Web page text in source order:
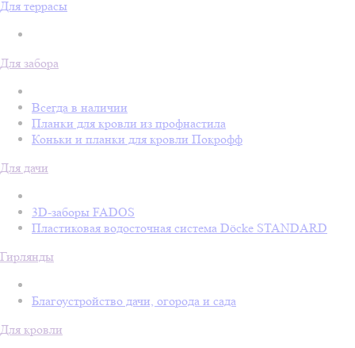
Для террасы
Для забора
Всегда в наличии
Планки для кровли из профнастила
Коньки и планки для кровли Покрофф
Для дачи
3D-заборы FADOS
Пластиковая водосточная система Döcke STANDARD
Гирлянды
Благоустройство дачи, огорода и сада
Для кровли